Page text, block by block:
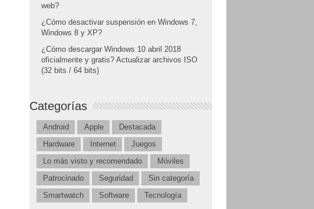
web?
¿Cómo desactivar suspensión en Windows 7,
Windows 8 y XP?
¿Cómo descargar Windows 10 abril 2018
oficialmente y gratis? Actualizar archivos ISO
(32 bits / 64 bits)
Categorías
Android Apple
Destacada
Hardware
Internet
Juegos
Lo más visto y recomendado
Móviles
Patrocinado
Seguridad
Sin categoría
Smartwatch
Software Tecnología